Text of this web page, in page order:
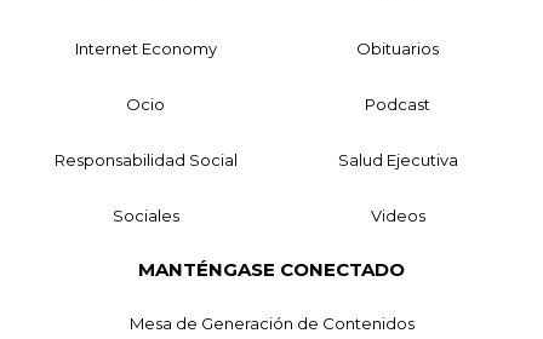
Internet Economy Obituarios
Ocio Podcast
Responsabilidad Social Salud Ejecutiva
Sociales Videos
MANTÉNGASE CONECTADO
Mesa de Generación de Contenidos